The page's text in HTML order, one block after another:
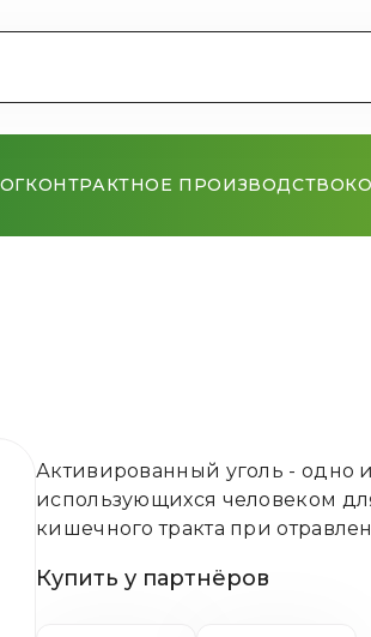
КОНТРАКТНОЕ ПРОИЗВОДСТВО
Активированный уголь - одно
использующихся человеком
кишечного тракта при
Купить у партнёров